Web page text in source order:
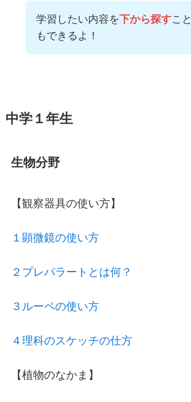
学習したい内容を下から探すこと
もできるよ！
中学１年生
生物分野
【観察器具の使い方】
１顕微鏡の使い方
２プレパラートとは何？
３ルーペの使い方
４理科のスケッチの仕方
【植物のなかま】